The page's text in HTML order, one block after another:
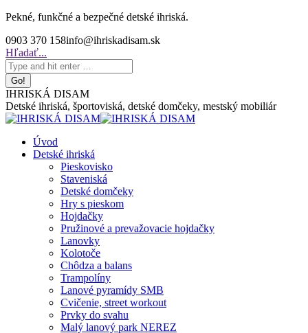
Skip
content
Pekné, funkčné a bezpečné detské ihriská.
0903 370 158info@ihriskadisam.sk
Search:
Hľadať...
IHRISKÁ DISAM
Detské ihriská, športoviská, detské domčeky, mestský mobiliár
Úvod
Detské ihriská
Pieskovisko
Staveniská
Detské domčeky
Hry s pieskom
Hojdačky
Pružinové a prevažovacie hojdačky
Lanovky
Kolotoče
Chôdza a balans
Trampolíny
Lanové pyramídy SMB
Cvičenie, street workout
Prvky do svahu
Malý lanový park NEREZ